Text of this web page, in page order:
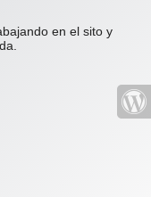
en el sito y